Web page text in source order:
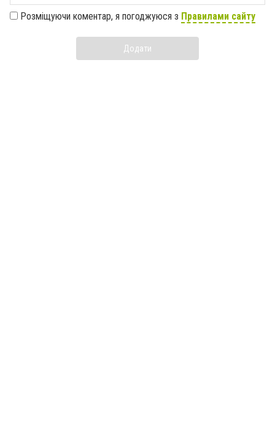
Розміщуючи коментар, я погоджуюся з Правилами сайту
Додати